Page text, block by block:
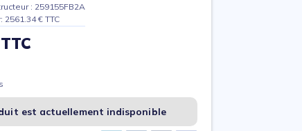
: 259155FB2A
2561.34 € TTC
est actuellement indisponible